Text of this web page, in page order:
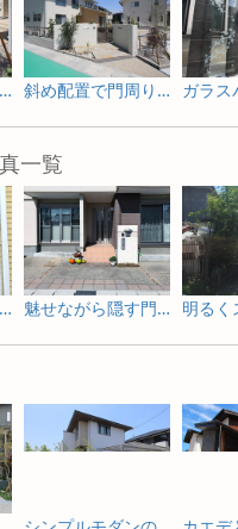
アプローチ周りにも植栽を取り入れて．．． 斜め配置で門周りにゆとりを持たせた設計
一覧
高級感のあるガーデンルームで寛ぐリフォーム庭工事 魅せながら隠す門周りのリフォーム外構